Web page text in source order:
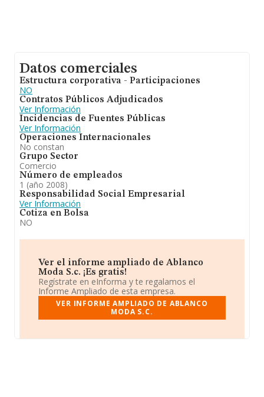
Datos comerciales
Estructura corporativa - Participaciones
NO
Contratos Públicos Adjudicados
Ver Información
Incidencias de Fuentes Públicas
Ver Información
Operaciones Internacionales
No constan
Grupo Sector
Comercio
Número de empleados
1 (año 2008)
Responsabilidad Social Empresarial
Ver Información
Cotiza en Bolsa
NO
Ver el informe ampliado de Ablanco
Moda S.c. ¡Es gratis!
Regístrate en eInforma y te regalamos el
Informe Ampliado de esta empresa.
VER INFORME AMPLIADO DE ABLANCO
MODA S.C.